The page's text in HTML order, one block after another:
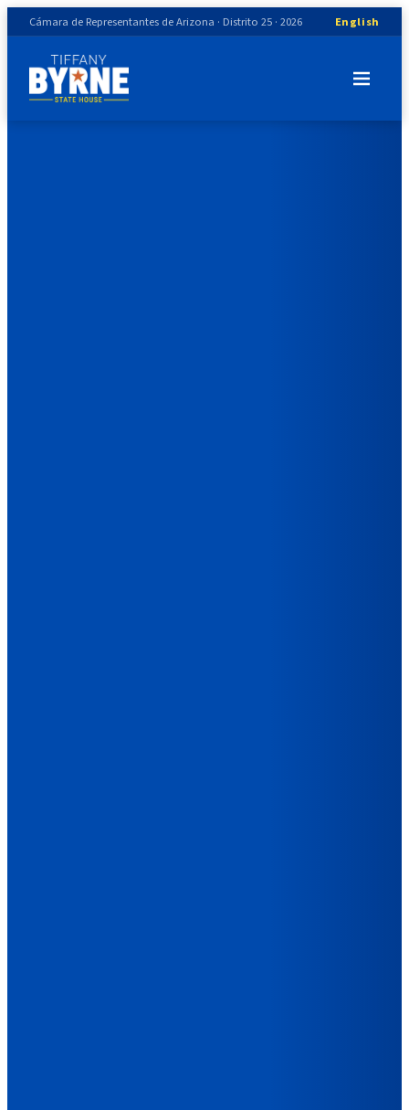
Cámara de Representantes de Arizona · Distrito 25 · 2026 English